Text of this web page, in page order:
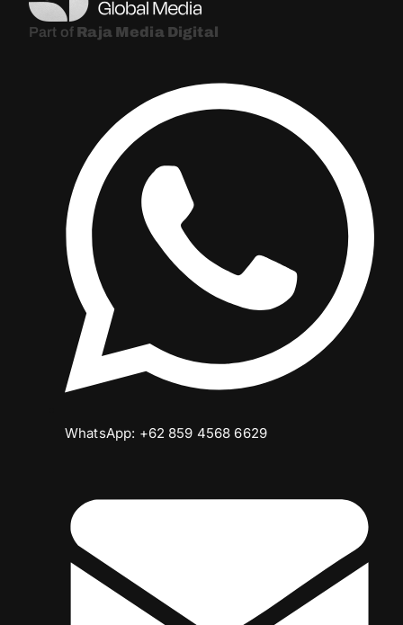
Part of Raja Media Digital
WhatsApp: +62 859 4568 6629